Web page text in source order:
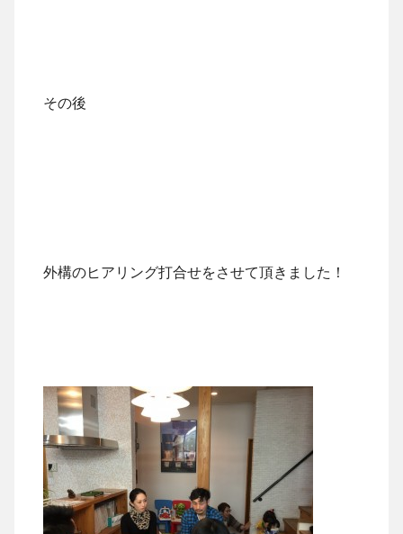
その後
外構のヒアリング打合せをさせて頂きました！